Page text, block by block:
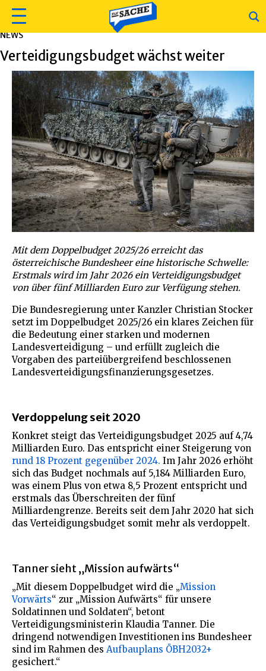
NEWS
Verteidigungsbudget wächst weiter
Mit dem Doppelbudget 2025/26 erreicht das
österreichische Bundesheer eine historische Schwelle:
Erstmals wird im Jahr 2026 ein Verteidigungsbudget
von über fünf Milliarden Euro zur Verfügung stehen.
Die Bundesregierung unter Kanzler Christian Stocker
setzt im Doppelbudget 2025/26 ein klares Zeichen für
die Bedeutung einer starken und modernen
Landesverteidigung – und erfüllt zugleich die
Vorgaben des parteiübergreifend beschlossenen
Landesverteidigungsfinanzierungsgesetzes.
Verdoppelung seit 2020
Konkret steigt das Verteidigungsbudget 2025 auf 4,74
Milliarden Euro. Das entspricht einer Steigerung von
rund 18 Prozent gegenüber 2024. Im Jahr 2026 erhöht
sich das Budget nochmals auf 5,184 Milliarden Euro,
was einem Plus von etwa 8,5 Prozent entspricht und
erstmals das Überschreiten der fünf
Milliardengrenze. Bereits seit dem Jahr 2020 hat sich
das Verteidigungsbudget somit mehr als verdoppelt.
Tanner sieht „Mission aufwärts“
„Mit diesem Doppelbudget wird die „Mission
Vorwärts“ zur „Mission Aufwärts“ für unsere
Soldatinnen und Soldaten“, betont
Verteidigungsministerin Klaudia Tanner. Die
dringend notwendigen Investitionen ins Bundesheer
sind im Rahmen des Aufbauplans ÖBH2032+
gesichert.“